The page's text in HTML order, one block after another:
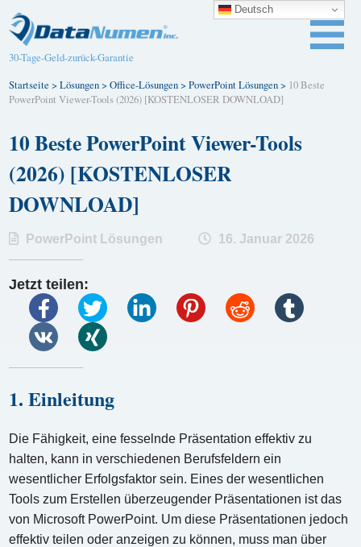
30-Tage-Geld-zurück-Garantie
Startseite >Lösungen>Office-Lösungen>PowerPoint Lösungen> 10 Beste
PowerPoint Viewer-Tools (2026) [KOSTENLOSER DOWNLOAD]
10 Beste PowerPoint Viewer-Tools
(2026) [KOSTENLOSER
DOWNLOAD]
PowerPoint Lösungen 16. Januar 2026
Jetzt teilen:
1. Einleitung
Die Fähigkeit, eine fesselnde Präsentation effektiv zu
halten, kann in verschiedenen Berufsfeldern ein
wesentlicher Erfolgsfaktor sein. Eines der wesentlichen
Tools zum Erstellen überzeugender Präsentationen ist das
von Microsoft PowerPoint. Um diese Präsentationen jedoch
effektiv teilen oder anzeigen zu können, muss man über
Deutsch